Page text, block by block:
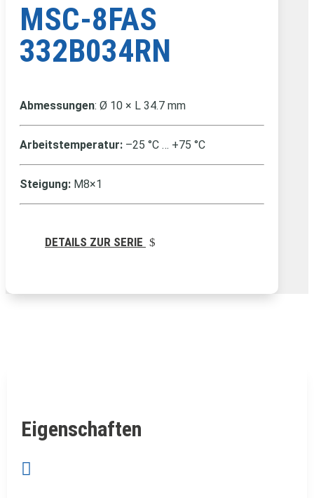
MSC-8FAS
332B034RN
Abmessungen: Ø 10 × L 34.7 mm
Arbeitstemperatur: –25 °C … +75 °C
Steigung: M8×1
DETAILS ZUR SERIE
Eigenschaften
